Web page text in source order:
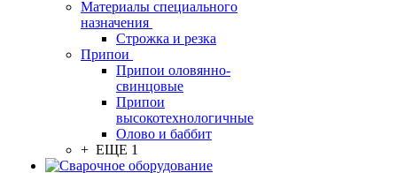
Материалы специального
назначения
Строжка и резка
Припои
Припои оловянно-
свинцовые
Припои
высокотехнологичные
Олово и баббит
+ ЕЩЕ 1